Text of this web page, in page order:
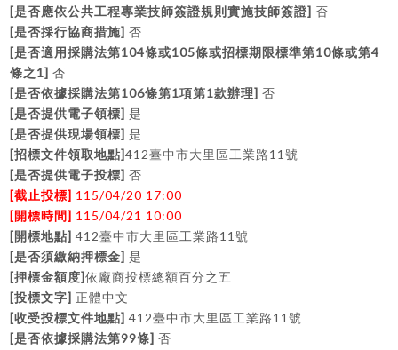
[是否應依公共工程專業技師簽證規則實施技師簽證] 否
[是否採行協商措施] 否
[是否適用採購法第104條或105條或招標期限標準第10條或第4
條之 1] 否
[是否依據採購法第106條第1項第1款辦理] 否
[是否提供電子領標] 是
[是否提供現場領標] 是
[招標文件領取地點]412臺中市大里區工業路 11號
[是否提供電子投標] 否
[截止投標] 115/04/20 17:00
[ 開標時間 ] 115/04/21 10:00
[ 開標地點] 412臺中市大里區工業路 11號
[是否須繳納押標金] 是
[押標金額度]依廠商投標總額百分之五
[投標文字] 正體中文
[收受投標文件地點] 412臺中市大里區工業路 11號
[是否依據採購法第99條] 否